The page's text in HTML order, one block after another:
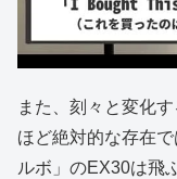
また、刻々と変化
ほど絶対的な存在
ルボ」のEX30は飛